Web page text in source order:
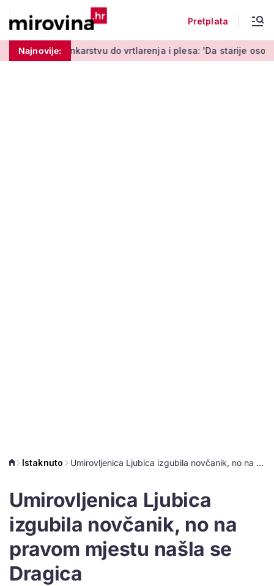
Pretplata
Najnovije:
do vrtlarenja i plesa: 'Da starije osobe ne ostavimo
Istaknuto Umirovljenica Ljubica izgubila novčanik, no na pravom mjestu našla se Dragica
Umirovljenica Ljubica
izgubila novčanik, no na
pravom mjestu našla se
Dragica